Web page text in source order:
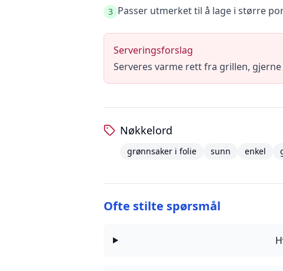
3 Passer utmerket til å lage i større
Serveringsforslag
Serveres varme rett fra grillen,
Nøkkelord
grønnsaker i folie sunn enkel
Ofte stilte spørsmål